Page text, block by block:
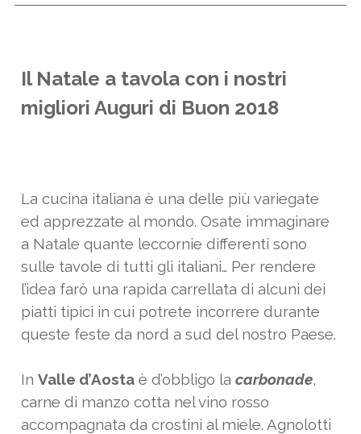
Il Natale a tavola con i nostri
migliori Auguri di Buon 2018
La cucina italiana è una delle più variegate
ed apprezzate al mondo. Osate immaginare
a Natale quante leccornie differenti sono
sulle tavole di tutti gli italiani… Per rendere
l’idea farò una rapida carrellata di alcuni dei
piatti tipici in cui potrete incorrere durante
queste feste da nord a sud del nostro Paese.
In Valle d’Aostaè d’obbligo la carbonade,
carne di manzo cotta nel vino rosso
accompagnata da crostini al miele. Agnolotti